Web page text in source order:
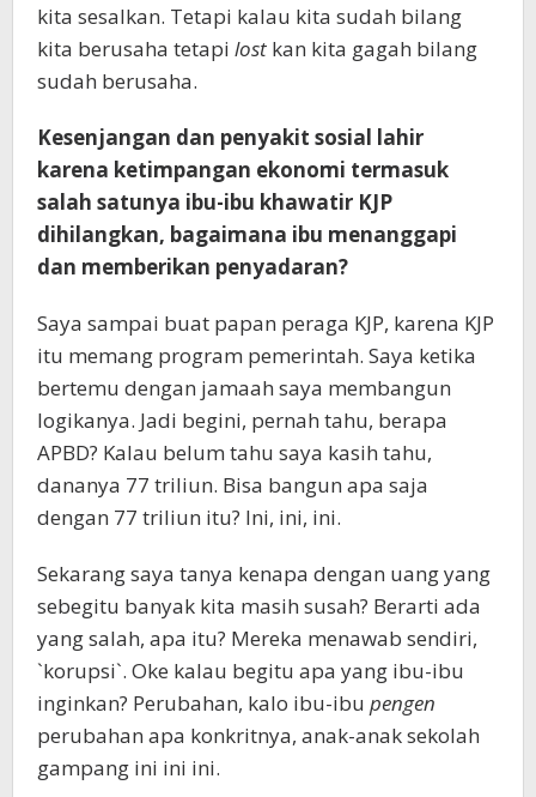
kita sesalkan. Tetapi kalau kita sudah bilang
kita berusaha tetapi lost kan kita gagah bilang
sudah berusaha.
Kesenjangan dan penyakit sosial lahir
karena ketimpangan ekonomi termasuk
salah satunya ibu-ibu khawatir KJP
dihilangkan, bagaimana ibu menanggapi
dan memberikan penyadaran?
Saya sampai buat papan peraga KJP, karena KJP
itu memang program pemerintah. Saya ketika
bertemu dengan jamaah saya membangun
logikanya. Jadi begini, pernah tahu, berapa
APBD? Kalau belum tahu saya kasih tahu,
dananya 77 triliun. Bisa bangun apa saja
dengan 77 triliun itu? Ini, ini, ini.
Sekarang saya tanya kenapa dengan uang yang
sebegitu banyak kita masih susah? Berarti ada
yang salah, apa itu? Mereka menawab sendiri,
`korupsi`. Oke kalau begitu apa yang ibu-ibu
inginkan? Perubahan, kalo ibu-ibu pengen
perubahan apa konkritnya, anak-anak sekolah
gampang ini ini ini.